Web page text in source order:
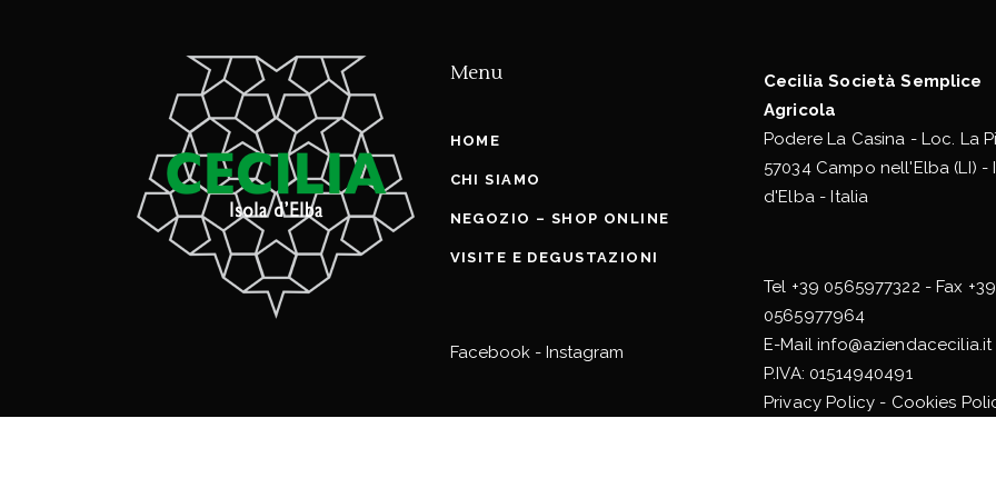
Menu
HOME
CHI SIAMO
NEGOZIO – SHOP ONLINE
VISITE E DEGUSTAZIONI
Facebook- Instagram
Cecilia Società Semplice
Agricola
Podere La Casina - Loc. La
57034 Campo nell'Elba (LI) -
d'Elba - Italia
Tel +39 0565977322 - Fax +39
0565977964
E-Mailinfo@aziendacecilia.it
P.IVA: 01514940491
Privacy Policy - Cookies